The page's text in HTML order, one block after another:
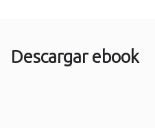
Descargar ebook